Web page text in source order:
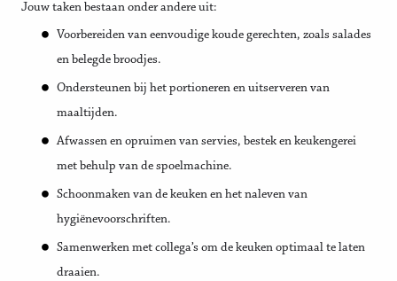
Jouw taken bestaan onder andere uit:
Voorbereiden van eenvoudige koude gerechten, zoals salades
en belegde broodjes.
Ondersteunen bij het portioneren en uitserveren van
maaltijden.
Afwassen en opruimen van servies, bestek en keukengerei
met behulp van de spoelmachine.
Schoonmaken van de keuken en het naleven van
hygiënevoorschriften.
Samenwerken met collega’s om de keuken optimaal te laten
draaien.